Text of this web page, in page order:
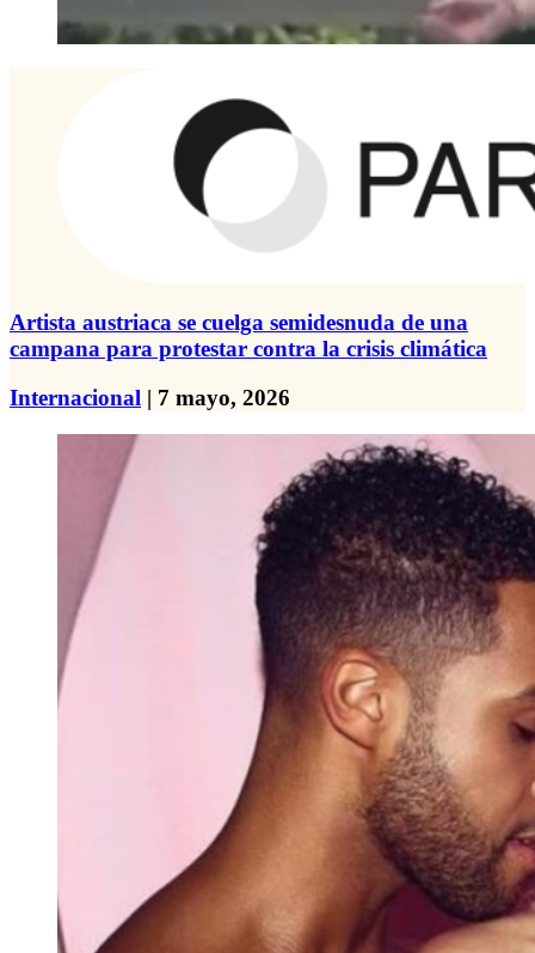
Artista austriaca se cuelga semidesnuda de una
campana para protestar contra la crisis climática
Internacional | 7 mayo, 2026